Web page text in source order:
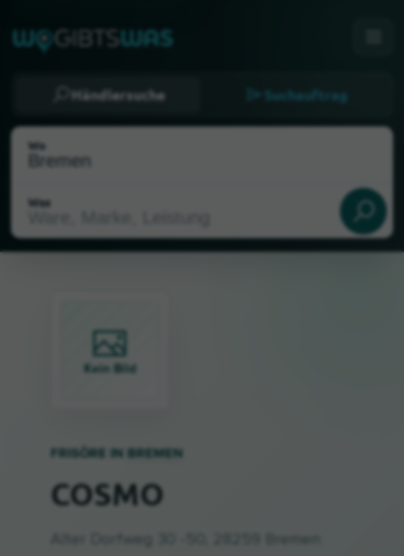
Händlersuche Suchauftrag
Wo
Was
Als meinen Standort wählen
Kein Bild
FRISÖRE IN BREMEN
COSMO